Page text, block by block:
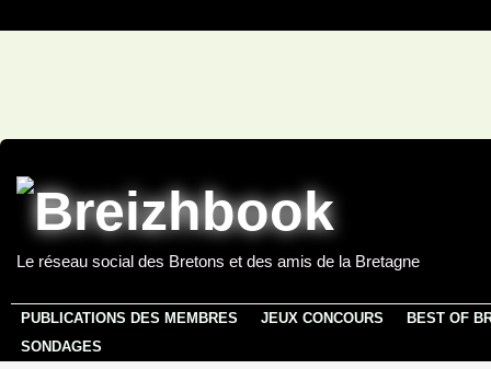
Le réseau social des Bretons et des amis de la Bretagne
PUBLICATIONS DES MEMBRES JEUX CONCOURS
BEST OF
SONDAGES